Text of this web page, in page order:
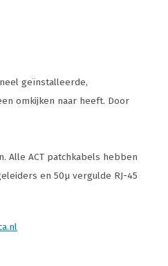
geïnstalleerde,
omkijken naar heeft. Door
Alle ACT patchkabels hebben
en 50µ vergulde RJ-45